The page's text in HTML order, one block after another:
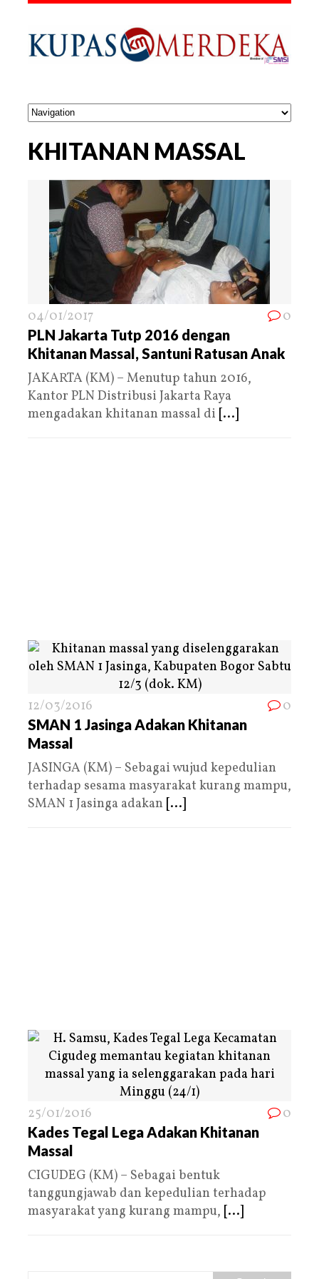
KHITANAN MASSAL
04/01/2017 0
PLN Jakarta Tutp 2016 dengan
Khitanan Massal, Santuni Ratusan Anak
JAKARTA (KM) – Menutup tahun 2016,
Kantor PLN Distribusi Jakarta Raya
mengadakan khitanan massal di [...]
12/03/2016 0
SMAN 1 Jasinga Adakan Khitanan
Massal
JASINGA (KM) – Sebagai wujud kepedulian
terhadap sesama masyarakat kurang mampu,
SMAN 1 Jasinga adakan [...]
25/01/2016 0
Kades Tegal Lega Adakan Khitanan
Massal
CIGUDEG (KM) – Sebagai bentuk
tanggungjawab dan kepedulian terhadap
masyarakat yang kurang mampu, [...]